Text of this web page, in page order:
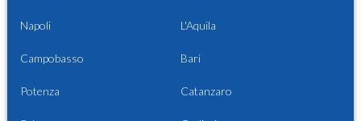
Napoli L'Aquila
Campobasso Bari
Potenza Catanzaro